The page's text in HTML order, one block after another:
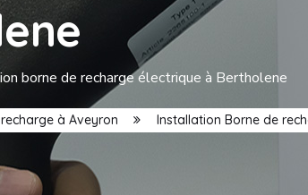
borne de recharge électrique à Bertholene
à Aveyron Installation Borne de